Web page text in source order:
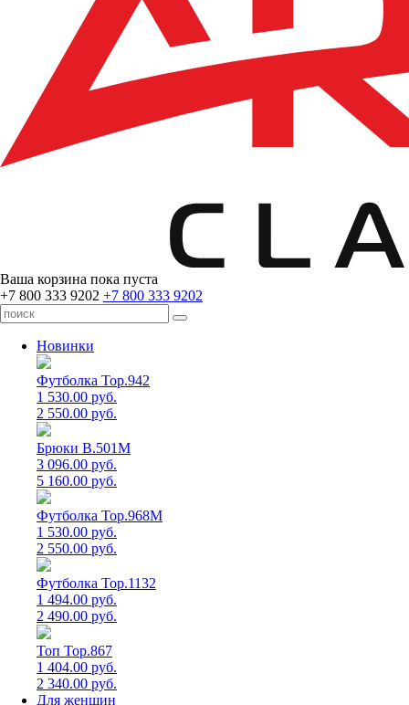
Ваша корзина пока пуста
+7 800 333 9202 +7 800 333 9202
Новинки
Футболка Top.942
1 530.00 руб.
2 550.00 руб.
Брюки B.501M
3 096.00 руб.
5 160.00 руб.
Футболка Top.968M
1 530.00 руб.
2 550.00 руб.
Футболка Top.1132
1 494.00 руб.
2 490.00 руб.
Топ Top.867
1 404.00 руб.
2 340.00 руб.
Для женщин